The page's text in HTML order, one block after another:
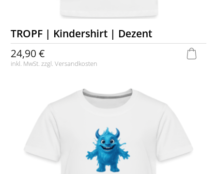
TROPF | Kindershirt | Dezent
24,90 €
inkl. MwSt. zzgl.Versandkosten